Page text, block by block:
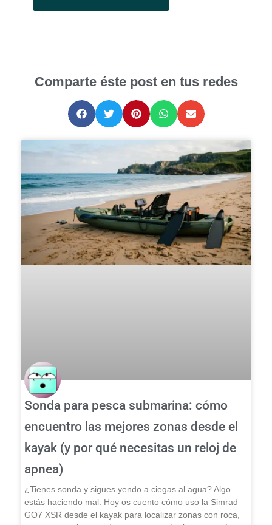
Comparte éste post en tus redes
Sonda para pesca submarina: cómo
encuentro las mejores zonas desde el
kayak (y por qué necesitas un reloj de
apnea)
¿Tienes sonda y sigues yendo a ciegas al agua? Algo
estás haciendo mal. Hoy os cuento cómo uso la Simrad
GO7 XSR desde el kayak para localizar zonas con roca,